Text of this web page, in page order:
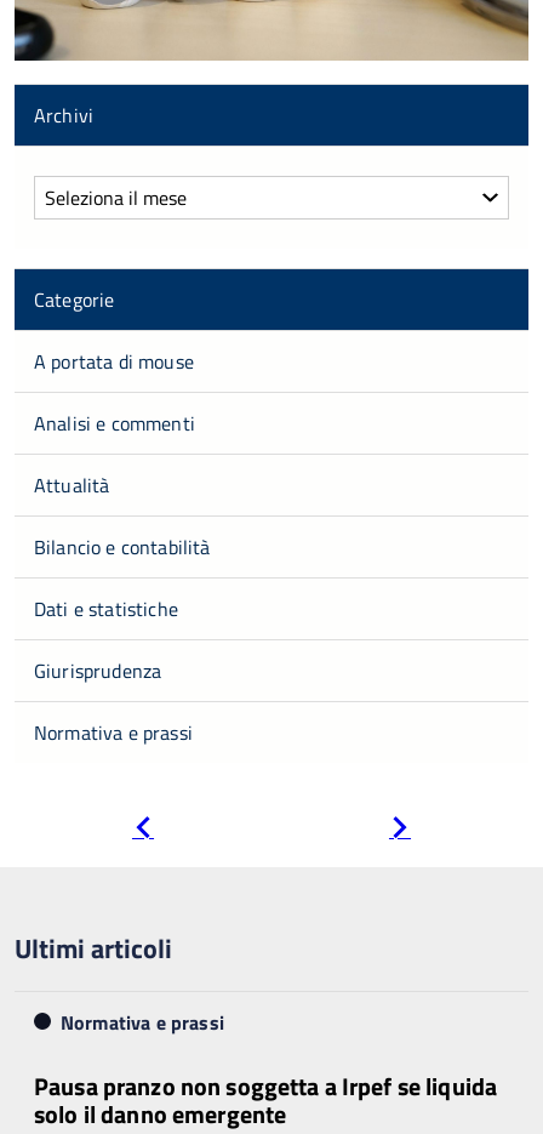
Archivi
Archivi
Categorie
A portata di mouse
Analisi e commenti
Attualità
Bilancio e contabilità
Dati e statistiche
Giurisprudenza
Normativa e prassi
Ultimi articoli
Normativa e prassi
Pausa pranzo non soggetta a Irpef se liquida
solo il danno emergente